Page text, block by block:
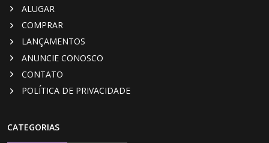
ALUGAR
COMPRAR
LANÇAMENTOS
ANUNCIE CONOSCO
CONTATO
POLÍTICA DE PRIVACIDADE
CATEGORIAS